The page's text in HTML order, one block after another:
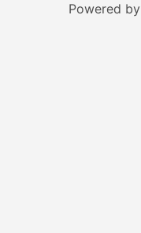
Powered by